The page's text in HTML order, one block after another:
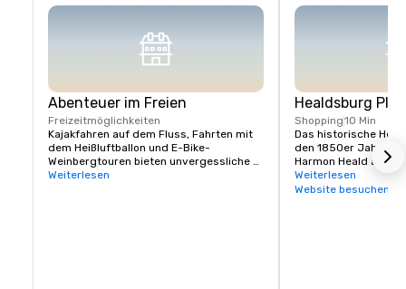
Abenteuer im Freien
Freizeitmöglichkeiten
Kajakfahren auf dem Fluss, Fahrten mit
dem Heißluftballon und E-Bike-
Weinbergtouren bieten unvergessliche
Teambuilding- oder
Weiterlesen
Healdsburg
Shopping10 Min
Das historische
den 1850er Jahren
Harmon Heald aus
wurde, ist ein
Besucher. Hier
Weiterlesen
Website besuchen